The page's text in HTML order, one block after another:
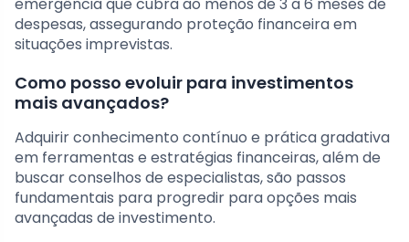
despesas, assegurando proteção financeira em
situações imprevistas.
Como posso evoluir para investimentos
mais avançados?
Adquirir conhecimento contínuo e prática gradativa
em ferramentas e estratégias financeiras, além de
buscar conselhos de especialistas, são passos
fundamentais para progredir para opções mais
avançadas de investimento.